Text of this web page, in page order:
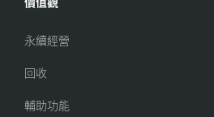
永續經營
回收
輔助功能